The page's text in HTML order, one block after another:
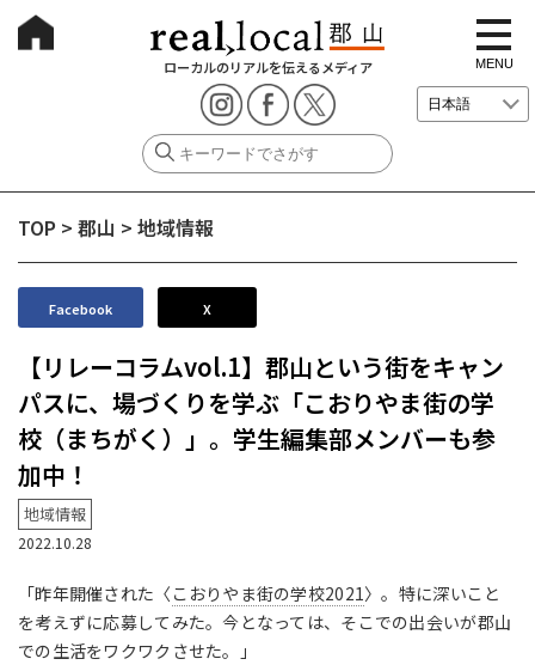
ローカルのリアルを伝えるメディア
t
o
g
g
e
i
i
MENU
TOP > 郡山 > 地域情報
Facebook X
【リレーコラムvol.1】郡山という街をキャン
パスに、場づくりを学ぶ「こおりやま街の学
校（まちがく）」。学生編集部メンバーも参
加中！
地域情報
2022.10.28
「昨年開催された〈 こおりやま街の学校2021〉。特に深いこと
を考えずに応募してみた。今となっては、そこでの出会いが郡山
での生活をワクワクさせた。」